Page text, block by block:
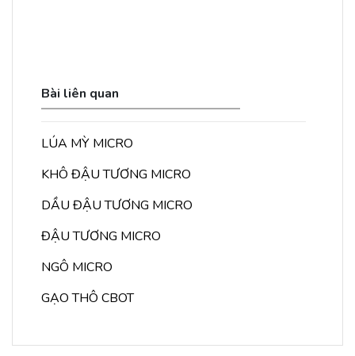
Bài liên quan
LÚA MỲ MICRO
KHÔ ĐẬU TƯƠNG MICRO
DẦU ĐẬU TƯƠNG MICRO
ĐẬU TƯƠNG MICRO
NGÔ MICRO
GẠO THÔ CBOT